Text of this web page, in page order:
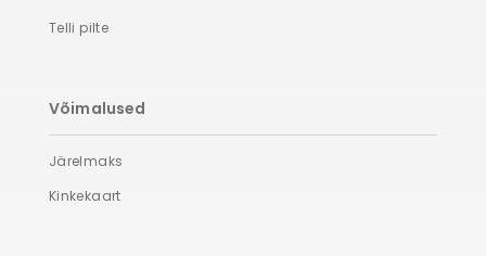
Telli pilte
Võimalused
Järelmaks
Kinkekaart